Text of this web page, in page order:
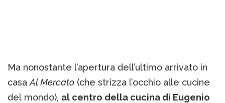
Ma nonostante l’apertura dell’ultimo arrivato in
casa Al Mercato (che strizza l’occhio alle cucine
del mondo), al centro della cucina di Eugenio